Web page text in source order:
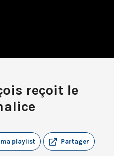
reçoit le
Partager
playlist